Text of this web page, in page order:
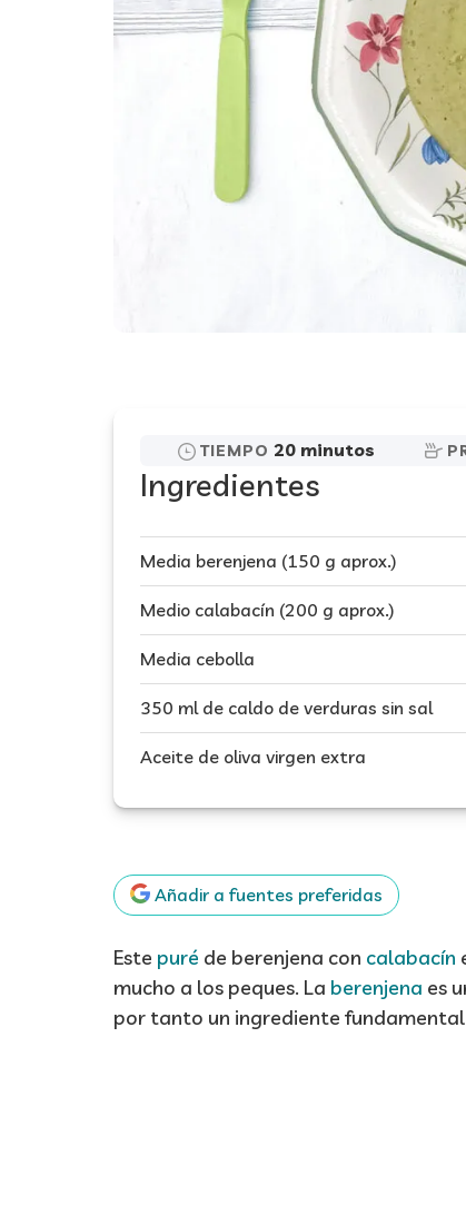
TIEMPO 20 minutos
Ingredientes
Media berenjena (150 g aprox.)
Medio calabacín (200 g aprox.)
Media cebolla
350 ml de caldo de verduras sin sal
Aceite de oliva virgen extra
Añadir a fuentes preferidas
Este puré de berenjena con calabacín
mucho a los peques. La berenjena es
por tanto un ingrediente